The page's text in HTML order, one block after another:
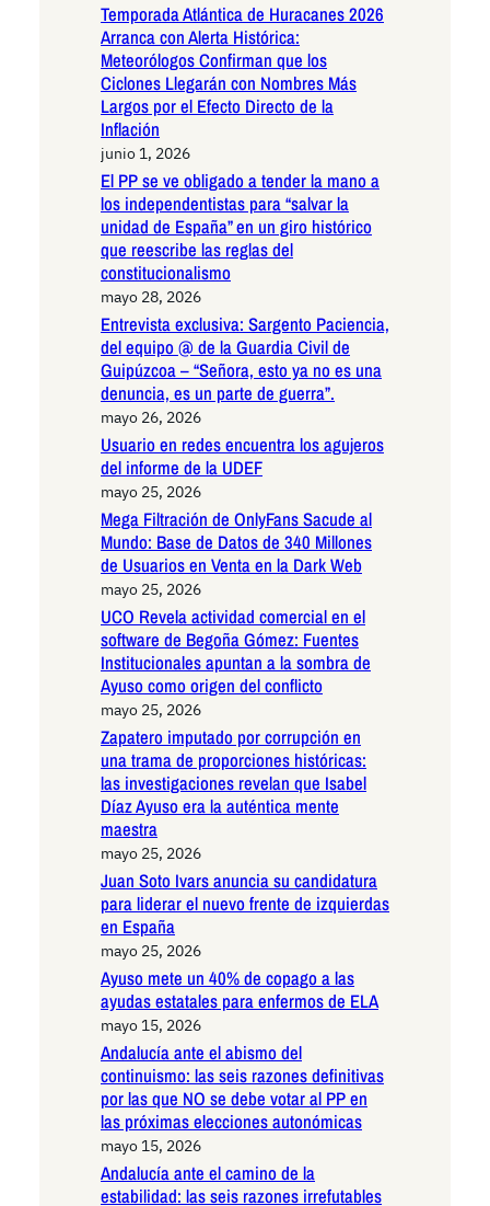
Temporada Atlántica de Huracanes 2026
Arranca con Alerta Histórica:
Meteorólogos Confirman que los
Ciclones Llegarán con Nombres Más
Largos por el Efecto Directo de la
Inflación
junio 1, 2026
El PP se ve obligado a tender la mano a
los independentistas para “salvar la
unidad de España” en un giro histórico
que reescribe las reglas del
constitucionalismo
mayo 28, 2026
Entrevista exclusiva: Sargento Paciencia,
del equipo @ de la Guardia Civil de
Guipúzcoa – “Señora, esto ya no es una
denuncia, es un parte de guerra”.
mayo 26, 2026
Usuario en redes encuentra los agujeros
del informe de la UDEF
mayo 25, 2026
Mega Filtración de OnlyFans Sacude al
Mundo: Base de Datos de 340 Millones
de Usuarios en Venta en la Dark Web
mayo 25, 2026
UCO Revela actividad comercial en el
software de Begoña Gómez: Fuentes
Institucionales apuntan a la sombra de
Ayuso como origen del conflicto
mayo 25, 2026
Zapatero imputado por corrupción en
una trama de proporciones históricas:
las investigaciones revelan que Isabel
Díaz Ayuso era la auténtica mente
maestra
mayo 25, 2026
Juan Soto Ivars anuncia su candidatura
para liderar el nuevo frente de izquierdas
en España
mayo 25, 2026
Ayuso mete un 40% de copago a las
ayudas estatales para enfermos de ELA
mayo 15, 2026
Andalucía ante el abismo del
continuismo: las seis razones definitivas
por las que NO se debe votar al PP en
las próximas elecciones autonómicas
mayo 15, 2026
Andalucía ante el camino de la
estabilidad: las seis razones irrefutables